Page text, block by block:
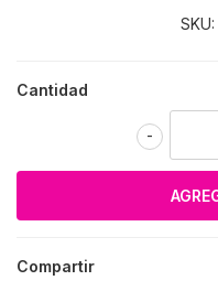
SKU:
Cantidad
-
Compartir